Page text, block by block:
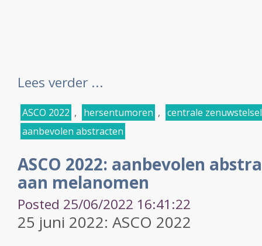
Lees verder ...
ASCO 2022 , hersentumoren , centrale zenuwstelsel
aanbevolen abstracten
ASCO 2022: aanbevolen
aan melanomen
Posted 25/06/2022 16:41:22
25 juni 2022: ASCO 2022